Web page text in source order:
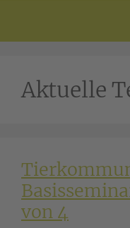
Aktuelle
von 4